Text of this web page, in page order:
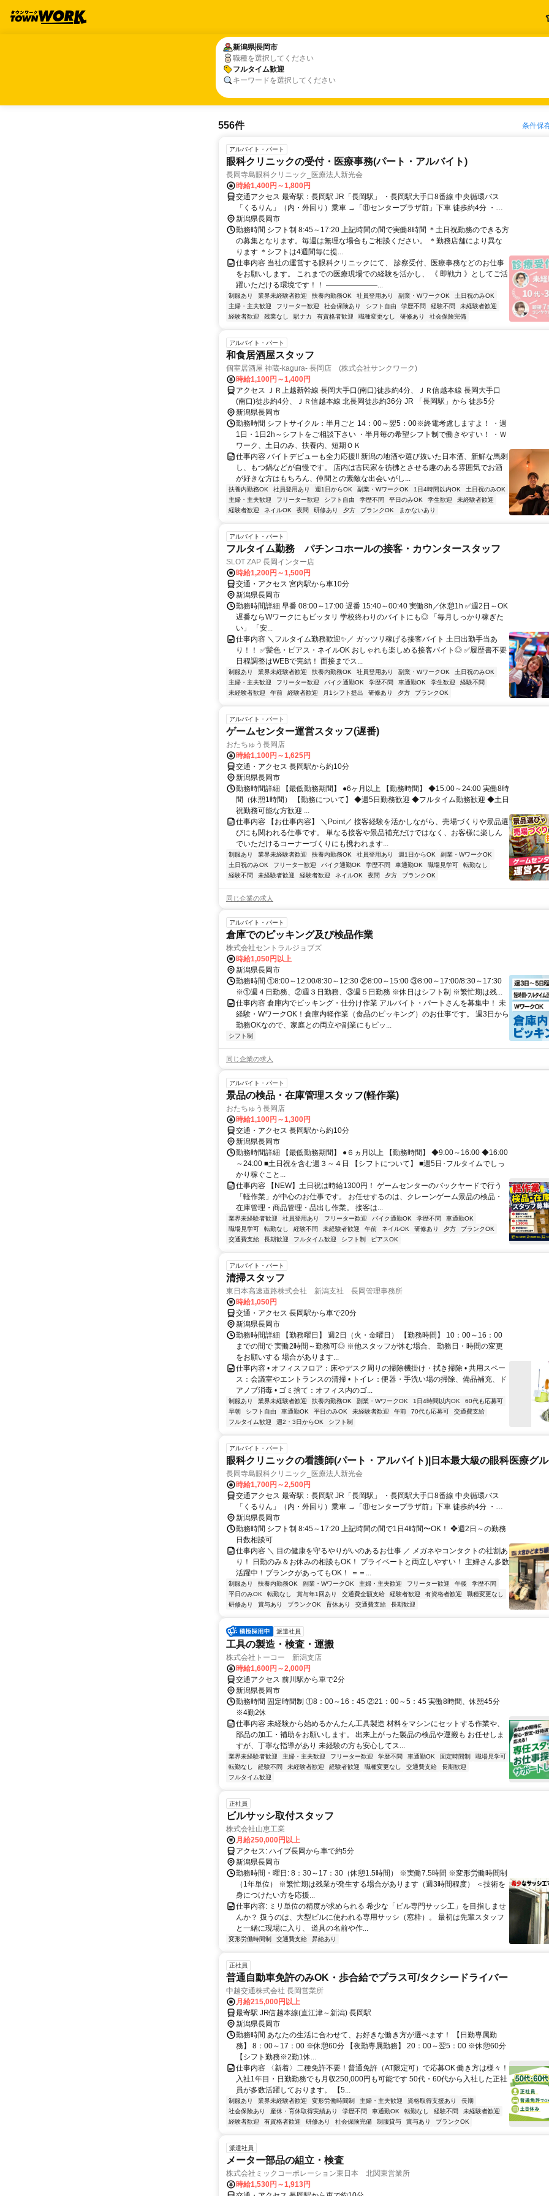
新潟県長岡市
職種を選択してください
フルタイム歓迎
キーワードを選択してください
新潟県長岡市
フルタイム歓迎
556件 条件保
アルバイト・パート
眼科クリニックの受付・医療事務(パート・アルバイト)
長岡寺島眼科クリニック_医療法人新光会
時給1,400円～1,800円
交通アクセス 最寄駅：長岡駅 JR「長岡駅」 ・長岡駅大手口8番線 中央循環バス
「くるりん」（内・外回り）乗車 →「⑪センタープラザ前」下車 徒歩約4分 ・関
越道「長岡IC」より車で約10分 ＜未経験歓迎・土日祝勤務できる方＞ ＜主婦さ
ん・フリーターさん活躍中＞ ＜メガネ・コンタクトの社割有（ご家族含む）＞ ＼
「アピタ長岡店」すぐ近く！通勤・買い物にも便利／ 【勤務地】 新潟県長岡市寺
島町730番地 長岡寺島眼科クリニック
新潟県長岡市
勤務時間 シフト制 8:45～17:20 上記時間の間で実働8時間 ＊土日祝勤務のできる方
の募集となります。毎週は無理な場合もご相談ください。 ＊勤務店舗により異な
ります ＊シフトは4週間毎に提...
仕事内容 当社の運営する眼科クリニックにて、 診察受付、医療事務などのお仕事
をお願いします。 これまでの医療現場での経験を活かし、 《 即戦力 》としてご活
躍いただける環境です！！ ―――――――...
制服あり 業界未経験者歓迎 扶養内勤務OK 社員登用あり 副業・WワークOK
土日祝のみOK
主婦・主夫歓迎
フリーター歓迎 社会保険あり シフト自由 学歴不問 経験不問
未経験者歓迎
経験者歓迎
残業なし 駅ナカ 有資格者歓迎 職種変更なし 研修あり 社会保険完備
アルバイト・パート
和食居酒屋スタッフ
個室居酒屋 神蔵-kagura- 長岡店 (株式会社サンクワーク)
時給1,100円～1,400円
アクセス ＪＲ上越新幹線 長岡大手口(南口)徒歩約4分、ＪＲ信越本線 長岡大手口
(南口)徒歩約4分、ＪＲ信越本線 北長岡徒歩約36分 JR 「長岡駅」から 徒歩5分
新潟県長岡市
勤務時間 シフトサイクル：半月ごと 14：00～翌5：00※終電考慮しますよ！ ・週
1日・1日2h～シフトをご相談下さい ・半月毎の希望シフト制で働きやすい！ ・Ｗ
ワーク、土日のみ、扶養内、短期ＯＫ
仕事内容 バイトデビューも全力応援!! 新潟の地酒や選び抜いた日本酒、新鮮な馬刺
し、もつ鍋などが自慢です。 店内は古民家を彷彿とさせる趣のある雰囲気でお酒
が好きな方はもちろん、仲間との素敵な出会いがし...
扶養内勤務OK 社員登用あり 週1日からOK 副業・WワークOK 1日4時間以内OK
土日祝のみOK
主婦・主夫歓迎
フリーター歓迎 シフト自由 学歴不問 平日のみOK 学生歓迎
未経験者歓迎
経験者歓迎
ネイルOK 夜間 研修あり 夕方 ブランクOK まかないあり
アルバイト・パート
フルタイム勤務 パチンコホールの接客・カウンタースタッフ
SLOT ZAP 長岡インター店
時給1,200円～1,500円
交通・アクセス 宮内駅から車10分
新潟県長岡市
勤務時間詳細 早番 08:00～17:00 遅番 15:40～00:40 実働8h／休憩1h ✅週2日～OK
遅番ならWワークにもピッタリ 学校終わりのバイトにも◎ 「毎月しっかり稼ぎた
い」 「安...
仕事内容 ＼フルタイム勤務歓迎✨️／ ガッツリ稼げる接客バイト 土日出勤手当あ
り！！ ✅髪色・ピアス・ネイルOK おしゃれも楽しめる接客バイト◎ ✅履歴書不要
日程調整はWEBで完結！ 面接までス...
制服あり 業界未経験者歓迎 扶養内勤務OK 社員登用あり 副業・WワークOK
土日祝のみOK
主婦・主夫歓迎
フリーター歓迎 バイク通勤OK 学歴不問 車通勤OK 学生歓迎
経験不問
未経験者歓迎
午前 経験者歓迎 月1シフト提出 研修あり 夕方 ブランクOK
アルバイト・パート
ゲームセンター運営スタッフ(遅番)
おたちゅう長岡店
時給1,100円～1,625円
交通・アクセス 長岡駅から約10分
新潟県長岡市
勤務時間詳細 【最低勤務期間】 ●6ヶ月以上 【勤務時間】 ◆15:00～24:00 実働8時
間（休憩1時間） 【勤務について】 ◆週5日勤務歓迎 ◆フルタイム勤務歓迎 ◆土日
祝勤務可能な方歓迎 ...
仕事内容 【お仕事内容】 ＼Point／ 接客経験を活かしながら、売場づくりや景品選
びにも関われる仕事です。 単なる接客や景品補充だけではなく、お客様に楽しん
でいただけるコーナーづくりにも携われます...
制服あり 業界未経験者歓迎 扶養内勤務OK 社員登用あり 週1日からOK
副業・WワークOK
土日祝のみOK
フリーター歓迎 バイク通勤OK 学歴不問 車通勤OK 職場見学可
転勤なし
経験不問
未経験者歓迎 経験者歓迎 ネイルOK 夜間 夕方 ブランクOK
同じ企業の求人
アルバイト・パート
倉庫でのピッキング及び検品作業
株式会社セントラルジョブズ
時給1,050円以上
新潟県長岡市
勤務時間 ①8:00～12:00/8:30～12:30 ②8:00～15:00 ③8:00～17:00/8:30～17:30
※①週４日勤務、②週３日勤務、③週５日勤務 ※休日はシフト制 ※繁忙期は残...
仕事内容 倉庫内でピッキング・仕分け作業 アルバイト・パートさんを募集中！ 未
経験・WワークOK！倉庫内軽作業（食品のピッキング）のお仕事です。 週3日から
勤務OKなので、家庭との両立や副業にもピッ...
シフト制
同じ企業の求人
アルバイト・パート
景品の検品・在庫管理スタッフ(軽作業)
おたちゅう長岡店
時給1,100円～1,300円
交通・アクセス 長岡駅から約10分
新潟県長岡市
勤務時間詳細 【最低勤務期間】 ●６ヵ月以上 【勤務時間】 ◆9:00～16:00 ◆16:00
～24:00 ■土日祝を含む週３～４日 【シフトについて】 ■週5日･フルタイムでしっ
かり稼ぐこと...
仕事内容 【NEW】土日祝は時給1300円！ ゲームセンターのバックヤードで行う
「軽作業」が中心のお仕事です。 お任せするのは、クレーンゲーム景品の検品・
在庫管理・商品管理・品出し作業。 接客は...
業界未経験者歓迎 社員登用あり フリーター歓迎 バイク通勤OK 学歴不問
車通勤OK
職場見学可
転勤なし 経験不問 未経験者歓迎 午前 ネイルOK 研修あり 夕方
ブランクOK
交通費支給
長期歓迎 フルタイム歓迎 シフト制 ピアスOK
アルバイト・パート
清掃スタッフ
東日本高速道路株式会社 新潟支社 長岡管理事務所
時給1,050円
交通・アクセス 長岡駅から車で20分
新潟県長岡市
勤務時間詳細 【勤務曜日】 週2日（火・金曜日） 【勤務時間】 10：00～16：00
までの間で 実働2時間～勤務可◎ ※他スタッフが休む場合、 勤務日・時間の変更
をお願いする 場合があります...
仕事内容 • オフィスフロア：床やデスク周りの掃除機掛け・拭き掃除 • 共用スペー
ス：会議室やエントランスの清掃 • トイレ：便器・手洗い場の掃除、備品補充、ド
アノブ消毒 • ゴミ捨て：オフィス内のゴ...
制服あり 業界未経験者歓迎 扶養内勤務OK 副業・WワークOK 1日4時間以内OK
60代も応募可
早朝
シフト自由 車通勤OK 平日のみOK 未経験者歓迎 午前 70代も応募可
交通費支給
フルタイム歓迎
週2・3日からOK シフト制
アルバイト・パート
眼科クリニックの看護師(パート・アルバイト)|日本最大級の眼科医療グ
長岡寺島眼科クリニック_医療法人新光会
時給1,700円～2,500円
交通アクセス 最寄駅：長岡駅 JR「長岡駅」 ・長岡駅大手口8番線 中央循環バス
「くるりん」（内・外回り）乗車 →「⑪センタープラザ前」下車 徒歩約4分 ・関
越道「長岡IC」より車で約10分 ＼ショッピングモール「アピタ長岡店」すぐ近
く！通勤・買い物にも便利な立地／ 【勤務地】 新潟県長岡市寺島町730番地 長岡
寺島眼科クリニック
新潟県長岡市
勤務時間 シフト制 8:45～17:20 上記時間の間で1日4時間〜OK！ ❖週2日～の勤務
日数相談可
仕事内容 ＼ 目の健康を守るやりがいのあるお仕事 ／ メガネやコンタクトの社割あ
り！ 日勤のみ＆お休みの相談もOK！ プライベートと両立しやすい！ 主婦さん多数
活躍中！ブランクがあってもOK！ ＝＝...
制服あり 扶養内勤務OK 副業・WワークOK 主婦・主夫歓迎 フリーター歓迎 午後
学歴不問
平日のみOK
転勤なし 賞与年1回あり 交通費全額支給 経験者歓迎 有資格者歓迎
職種変更なし
研修あり
賞与あり ブランクOK 育休あり 交通費支給 長期歓迎
派遣社員
工具の製造・検査・運搬
株式会社トーコー 新潟支店
時給1,600円～2,000円
交通アクセス 前川駅から車で2分
新潟県長岡市
勤務時間 固定時間制 ①8：00～16：45 ②21：00～5：45 実働8時間、休憩45分
※4勤2休
仕事内容 未経験から始めるかんたん工具製造 材料をマシンにセットする作業や、
部品の加工・補助をお願いします。 出来上がった製品の検品や運搬も お任せしま
すが、丁寧な指導があり 未経験の方も安心してス...
業界未経験者歓迎 主婦・主夫歓迎 フリーター歓迎 学歴不問 車通勤OK 固定時間制
職場見学可
転勤なし
経験不問 未経験者歓迎 経験者歓迎 職種変更なし 交通費支給
長期歓迎
フルタイム歓迎
正社員
ビルサッシ取付スタッフ
株式会社山恵工業
月給250,000円以上
アクセス: ハイブ長岡から車で約5分
新潟県長岡市
勤務時間・曜日: 8：30～17：30（休憩1.5時間） ※実働7.5時間 ※変形労働時間制
（1年単位） ※繁忙期は残業が発生する場合があります（週3時間程度） ＜技術を
身につけたい方を応援...
仕事内容: ミリ単位の精度が求められる 希少な「ビル専門サッシ工」を目指しませ
んか？ 扱うのは、大型ビルに使われる専用サッシ（窓枠）。 最初は先輩スタッフ
と一緒に現場に入り、 道具の名前や作...
変形労働時間制 交通費支給 昇給あり
正社員
普通自動車免許のみOK・歩合給でプラス可/タクシードライバー
中越交通株式会社 長岡営業所
月給215,000円以上
最寄駅 JR信越本線(直江津～新潟) 長岡駅
新潟県長岡市
勤務時間 あなたの生活に合わせて、お好きな働き方が選べます！ 【日勤専属勤
務】 8：00～17：00 ※休憩60分 【夜勤専属勤務】 20：00～翌5：00 ※休憩60分
【シフト勤務※2勤1休...
仕事内容 〈新着〉二種免許不要！普通免許（AT限定可）で応募OK 働き方は様々！
入社1年目・日勤勤務でも月収250,000円も可能です 50代・60代から入社した正社
員が多数活躍しております。 【5...
制服あり 業界未経験者歓迎 変形労働時間制 主婦・主夫歓迎 資格取得支援あり
長期
社会保険あり
産休・育休取得実績あり 学歴不問 車通勤OK 転勤なし 経験不問
未経験者歓迎
経験者歓迎
有資格者歓迎 研修あり 社会保険完備 制服貸与 賞与あり ブランクOK
派遣社員
メーター部品の組立・検査
株式会社ミックコーポレーション東日本 北関東営業所
時給1,530円～1,913円